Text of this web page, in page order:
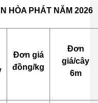
HÒA PHÁT NĂM 2026
Đơn giá
đồng/kg
Đơn
giá/cây
6m